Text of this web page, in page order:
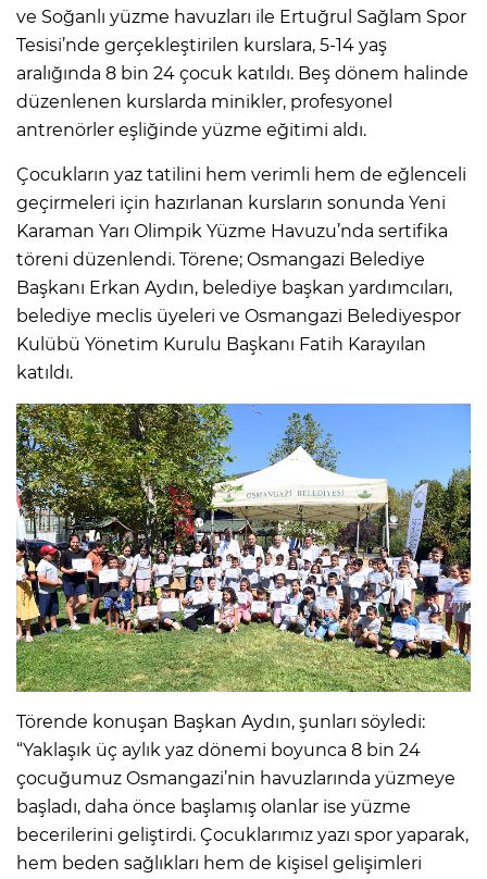
ve Soğanlı yüzme havuzları ile Ertuğrul Sağlam Spor
Tesisi’nde gerçekleştirilen kurslara, 5-14 yaş
aralığında 8 bin 24 çocuk katıldı. Beş dönem halinde
düzenlenen kurslarda minikler, profesyonel
antrenörler eşliğinde yüzme eğitimi aldı.
Çocukların yaz tatilini hem verimli hem de eğlenceli
geçirmeleri için hazırlanan kursların sonunda Yeni
Karaman Yarı Olimpik Yüzme Havuzu’nda sertifika
töreni düzenlendi. Törene; Osmangazi Belediye
Başkanı Erkan Aydın, belediye başkan yardımcıları,
belediye meclis üyeleri ve Osmangazi Belediyespor
Kulübü Yönetim Kurulu Başkanı Fatih Karayılan
katıldı.
Törende konuşan Başkan Aydın, şunları söyledi:
“Yaklaşık üç aylık yaz dönemi boyunca 8 bin 24
çocuğumuz Osmangazi’nin havuzlarında yüzmeye
başladı, daha önce başlamış olanlar ise yüzme
becerilerini geliştirdi. Çocuklarımız yazı spor yaparak,
hem beden sağlıkları hem de kişisel gelişimleri